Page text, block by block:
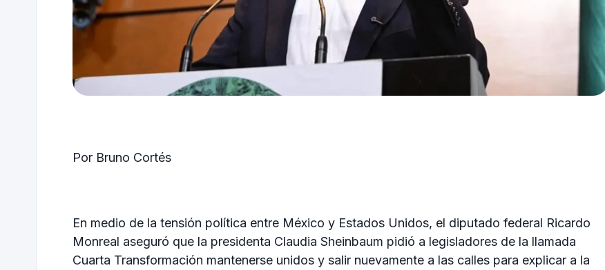
Por Bruno Cortés
En medio de la tensión política entre México y Estados Unidos, el diputado federal Ricardo
Monreal aseguró que la presidenta Claudia Sheinbaum pidió a legisladores de la llamada
Cuarta Transformación mantenerse unidos y salir nuevamente a las calles para explicar a la